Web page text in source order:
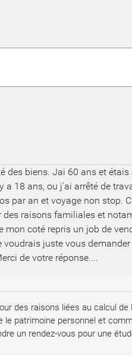
des biens. Jai 60 ans et étais
a 18 ans, ou j'ai arrêté de
par an et voyage non stop.
raisons familiales et
coté repris un job de
juste vous demander
de votre réponse....
des raisons liées au calcul de
patrimoine personnel et
un rendez-vous pour une